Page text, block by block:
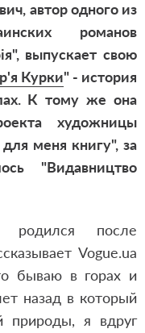
автор одного из
романов
выпускает свою
Курки" - история
К тому же она
художницы
меня книгу", за
"Видавництво
родился после
Vogue.ua
бываю в горах и
назад в который
природы, я вдруг